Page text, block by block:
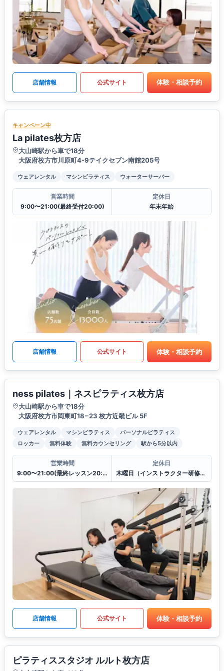
店舗情報 公式サイト 体験・相談予約
キャンペーン中
La pilates枚方店
大山崎駅から車で18分
大阪府枚方市川原町4-9テイクセブン南館205号
ウェアレンタル マシンピラティス ウォーターサーバー
営業時間
9:00〜21:00(最終受付20:00)
定休日
年末年始
店舗情報 公式サイト 体験・相談予約
ness pilates｜ネスピラティス枚方店
大山崎駅から車で18分
大阪府枚方市岡東町18−23 枚方近畿ビル 5F
ウェアレンタル マシンピラティス
パーソナルピラティス
ロッカー
無料体験 無料カウンセリング 駅から5分以内
営業時間
9:00〜21:00(最終レッスン20:00スタート)
定休日
木曜日（インストラクター研修のため）
店舗情報 公式サイト 体験・相談予約
ピラティススタジオ ルルト枚方店